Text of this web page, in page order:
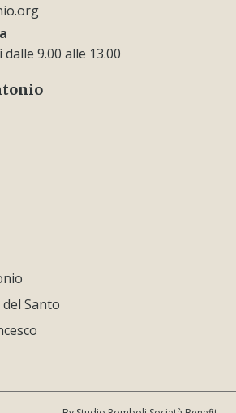
9.00 alle 13.00
Santo